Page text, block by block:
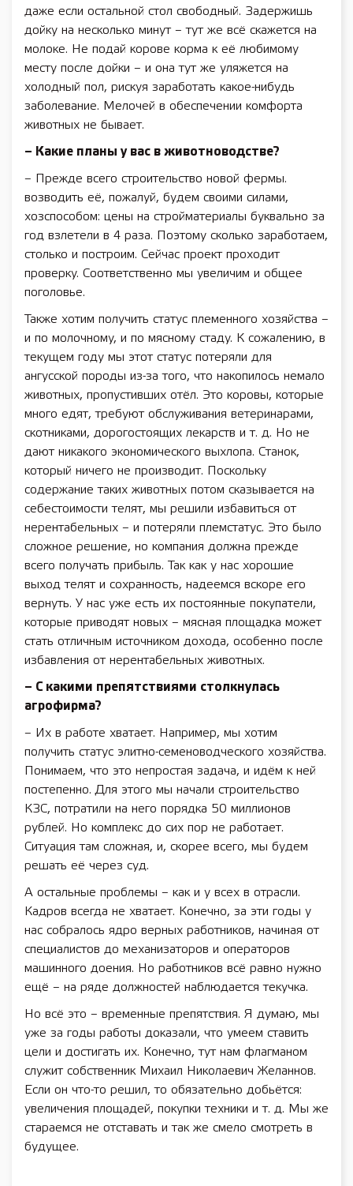
даже если остальной стол свободный. Задержишь
дойку на несколько минут – тут же всё скажется на
молоке. Не подай корове корма к её любимому
месту после дойки – и она тут же уляжется на
холодный пол, рискуя заработать какое-нибудь
заболевание. Мелочей в обеспечении комфорта
животных не бывает.
– Какие планы у вас в животноводстве?
– Прежде всего строительство новой фермы.
возводить её, пожалуй, будем своими силами,
хозспособом: цены на стройматериалы буквально за
год взлетели в 4 раза. По­этому сколько заработаем,
столько и построим. Сейчас проект проходит
проверку. Соответственно мы увеличим и общее
поголовье.
Также хотим получить статус племенного хозяйства –
и по молочному, и по мясному стаду. К сожалению, в
текущем году мы этот статус потеряли для
ангусской породы из-за того, что накопилось немало
животных, пропустивших отёл. Это коровы, которые
много едят, требуют обслуживания ветеринарами,
скотниками, дорогостоящих лекарств и т. д. Но не
дают никакого экономического выхлопа. Станок,
который ничего не производит. Поскольку
содержание таких животных потом сказывается на
себестоимости телят, мы решили избавиться от
нерентабельных – и потеряли племстатус. Это было
сложное решение, но компания должна прежде
всего получать прибыль. Так как у нас хорошие
выход телят и сохранность, надеемся вскоре его
вернуть. У нас уже есть их постоянные покупатели,
которые приводят новых – мясная площадка может
стать отличным источником дохода, особенно после
избавления от нерентабельных животных.
– С какими препятствиями столкнулась
агрофирма?
– Их в работе хватает. Например, мы хотим
получить статус элитно-семеноводческого хозяйства.
Понимаем, что это непростая задача, и идём к ней
постепенно. Для этого мы начали строительство
КЗС, потратили на него порядка 50 миллионов
рублей. Но комплекс до сих пор не работает.
Ситуация там сложная, и, скорее всего, мы будем
решать её через суд.
А остальные проблемы – как и у всех в отрасли.
Кадров всегда не хватает. Конечно, за эти годы у
нас собралось ядро верных работников, начиная от
специалистов до механизаторов и операторов
машинного доения. Но работников всё равно нужно
ещё – на ряде должностей наблюдается текучка.
Но всё это – временные препятствия. Я думаю, мы
уже за годы работы доказали, что умеем ставить
цели и достигать их. Конечно, тут нам флагманом
служит собственник Михаил Николаевич Желаннов.
Если он что-то решил, то обязательно добьётся:
увеличения площадей, покупки техники и т. д. Мы же
стараемся не отставать и так же смело смотреть в
будущее.